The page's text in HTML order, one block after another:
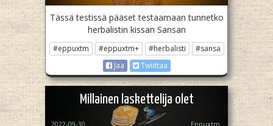
Tässä testissä pääset testaamaan tunnetko
herbalistin kissan Sansan
#eppuxtm #eppuxtm+ #herbalisti
#sansa
Jaa
Twiittaa
Millainen laskettelija olet
2022-09-30 Eppuxtm